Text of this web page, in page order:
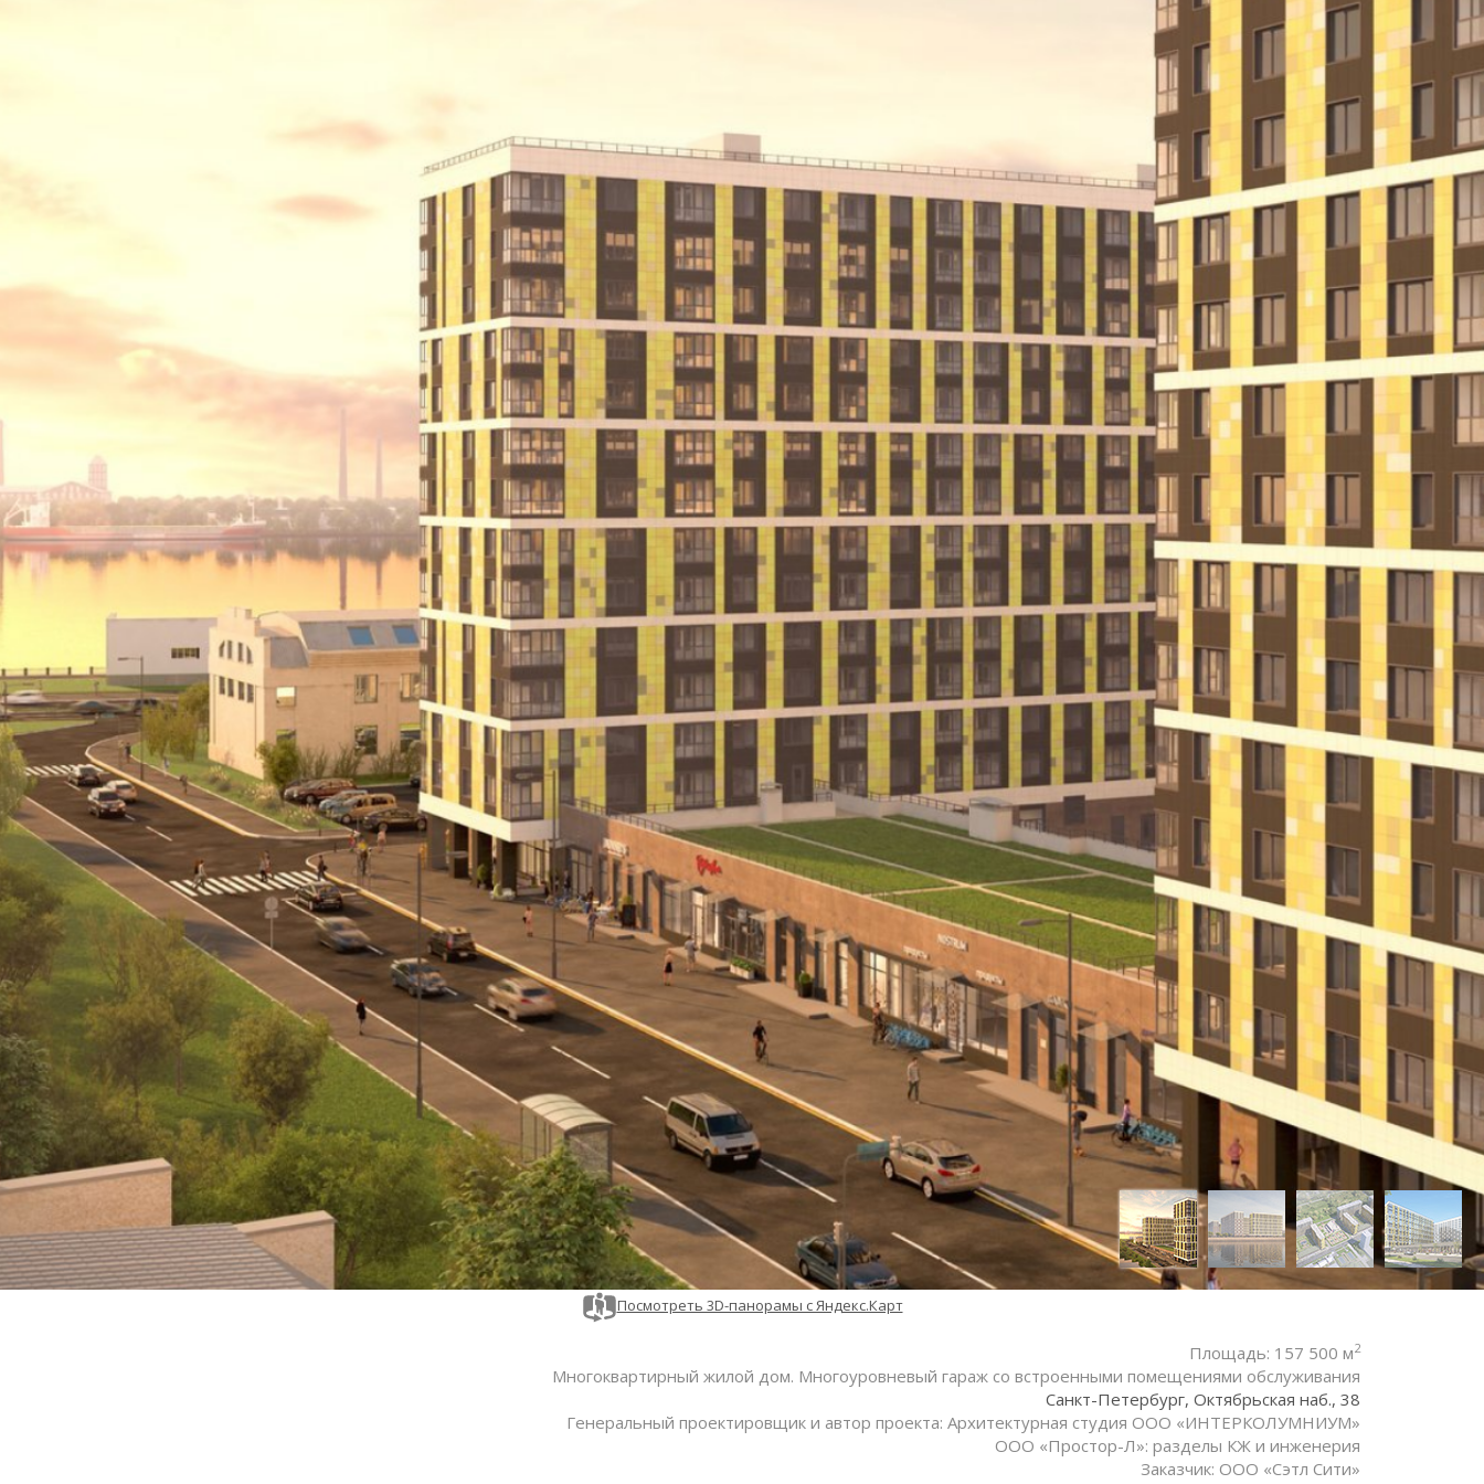
Посмотреть 3D-панорамы с Яндекс.Карт
Площадь: 157 500 м2
Многоквартирный жилой дом. Многоуровневый гараж со встроенными помещениями обслуживания
Санкт-Петербург, Октябрьская наб., 38
Генеральный проектировщик и автор проекта: Архитектурная студия ООО «ИНТЕРКОЛУМНИУМ»
ООО «Простор-Л»: разделы КЖ и инженерия
Заказчик: ООО «Сэтл Сити»